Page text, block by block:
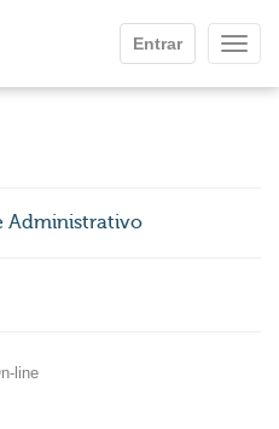
Entrar
Administrativo
line